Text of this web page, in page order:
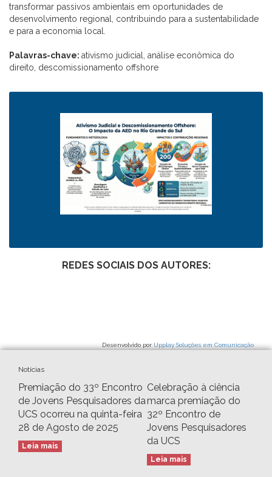
transformar passivos ambientais em oportunidades de
desenvolvimento regional, contribuindo para a sustentabilidade
e para a economia local.
Palavras-chave: ativismo judicial, análise econômica do
direito, descomissionamento offshore
REDES SOCIAIS DOS AUTORES:
Desenvolvido por Upplay Soluções em Comunicação
Notícias
Premiação do 33º Encontro
de Jovens Pesquisadores da
UCS ocorreu na quinta-feira
28 de Agosto de 2025
Leia mais
Celebração à ciência
marca premiação do
32º Encontro de
Jovens Pesquisadores
da UCS
Leia mais